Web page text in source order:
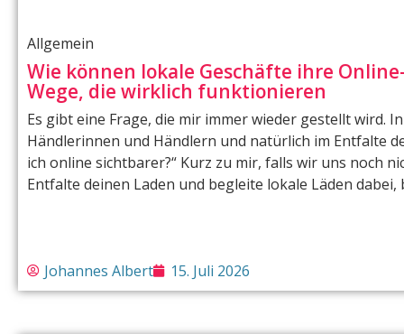
Allgemein
Wie können lokale Geschäfte ihre
Wege, die wirklich funktionieren
Es gibt eine Frage, die mir immer wieder gestellt wird.
Händlerinnen und Händlern und natürlich im Entfalte
ich online sichtbarer?“ Kurz zu mir, falls wir uns noch
Entfalte deinen Laden und begleite lokale Läden dabei,
Johannes Albert 15. Juli 2026